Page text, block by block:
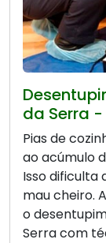
da Serra -
Pias de
ao acúmulo
Isso dificulta
mau cheiro.
o
Serra com